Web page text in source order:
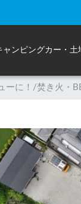
ャンピングカー・土
ーに！/焚き火